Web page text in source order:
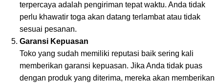
terpercaya adalah pengiriman tepat waktu. Anda tidak
perlu khawatir toga akan datang terlambat atau tidak
sesuai pesanan.
Garansi Kepuasan
Toko yang sudah memiliki reputasi baik sering kali
memberikan garansi kepuasan. Jika Anda tidak puas
dengan produk yang diterima, mereka akan memberikan